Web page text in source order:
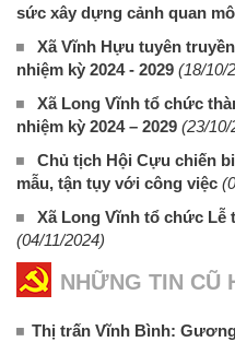
sức xây dựng cảnh quan
Xã Vĩnh Hựu tuyên
nhiệm kỳ 2024 - 2029 (18/10/
Xã Long Vĩnh tổ chức
nhiệm kỳ 2024 – 2029 (23/10/
Chủ tịch Hội Cựu chiến
mẫu, tận tụy với công việc
Xã Long Vĩnh tổ chức Lễ
(04/11/2024)
NHỮNG TIN CŨ
Thị trấn Vĩnh Bình: